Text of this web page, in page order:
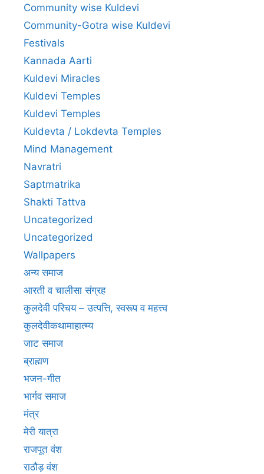
Community wise Kuldevi
Community-Gotra wise Kuldevi
Festivals
Kannada Aarti
Kuldevi Miracles
Kuldevi Temples
Kuldevi Temples
Kuldevta / Lokdevta Temples
Mind Management
Navratri
Saptmatrika
Shakti Tattva
Uncategorized
Uncategorized
Wallpapers
अन्य समाज
आरती व चालीसा संग्रह
कुलदेवी परिचय – उत्पत्ति, स्वरूप व महत्त्व
कुलदेवीकथामाहात्म्य
जाट समाज
ब्राह्मण
भजन-गीत
भार्गव समाज
मंत्र
मेरी यात्रा
राजपूत वंश
राठौड़ वंश